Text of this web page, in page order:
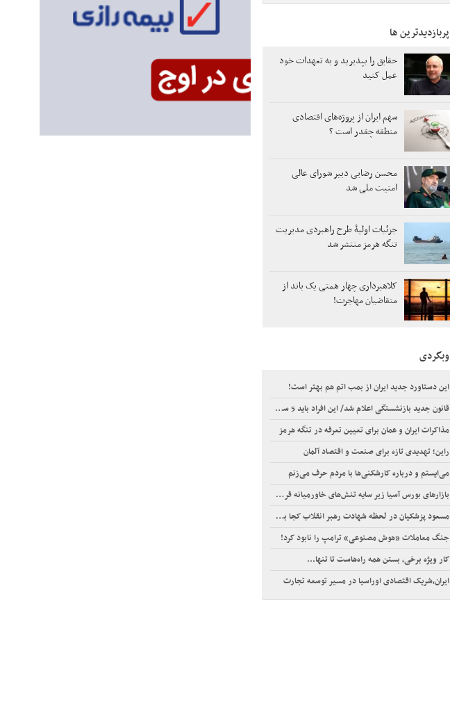
پربازدیدترین ها
حقایق را بپذیرید و به تعهدات خود
عمل کنید
سهم ایران از پروژه‌های اقتصادی
منطقه چقدر است ؟
محسن رضایی دبیر شورای عالی
امنیت ملی شد
جزئیات اولیۀ طرح راهبردی مدیریت
تنگه هرمز منتشر شد
کلاهبرداری چهار همتی یک باند از
متقاضیان مهاجرت!
وبگردی
این دستاورد جدید ایران از بمب اتم هم بهتر است!
قانون جدید بازنشستگی اعلام شد/ این افراد باید 5 سال بیشتر کار کنند
مذاکرات ایران و عمان برای تعیین تعرفه در تنگه هرمز
راین؛ تهدیدی تازه برای صنعت و اقتصاد آلمان
می‌ایستم و درباره کارشکنی‌ها با مردم حرف می‌زنم
بازارهای بورس آسیا زیر سایه تنش‌های خاورمیانه قرمزپوش شدند
مسعود پزشکیان در لحظه شهادت رهبر انقلاب کجا بود؟
جنگ معاملات «هوش مصنوعی» ترامپ را نابود کرد!
کار ویژه برخی، بستن همه راه‌هاست تا تنها...
ایران،شریک اقتصادی اوراسیا در مسیر توسعه تجارت